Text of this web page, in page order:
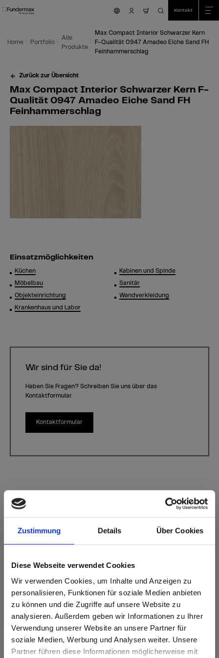
Zustimmung Details Über Cookies
Diese Webseite verwendet Cookies
Wir verwenden Cookies, um Inhalte und Anzeigen zu
personalisieren, Funktionen für soziale Medien anbieten
zu können und die Zugriffe auf unsere Website zu
analysieren. Außerdem geben wir Informationen zu Ihrer
Verwendung unserer Website an unsere Partner für
soziale Medien, Werbung und Analysen weiter. Unsere
Partner führen diese Informationen möglicherweise mit
sr.modal is not closeable
Are you based in the Vereinigte
Zum Hauptinhalt springen
Zum Inhaltsverzeichnis springen
Zum Hauptmenü springen Kontakt
Home Portfolio
Alle
Produkte
Max Compact Interior Schwarzer Kern
F-Qualität 0947 Amadeo Eiche Sand FH
Feinhammerschlag
Zurück zur Übersicht
Max Compact Interior Schwarzer Kern F-
Qualität 0947 Amadeo Eiche Sand FH
Feinhammerschlag
Einsatzmöglichkeiten
Küchen
Möbelbau
Objekteinrichtung
Krankenhaus und Labor
Kabinen und Spinde
Sanitär
Wandverkleidung
Wir sind für Sie da!
Haben Sie Fragen? Schreiben Sie uns über das
Kontaktformular.
Kontaktformular
Max Compact Interior Schwarzer Kern F-
Qualität 0947 Amadeo Eiche Sand FH
Feinhammerschlag
Dieses Dekor ist richtungsorientiert (laengs). Bitte bei
Produktmerkmale
Kratzfest